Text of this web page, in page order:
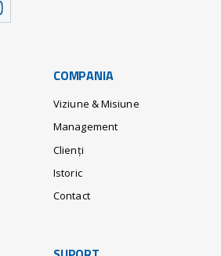
COMPANIA
Viziune & Misiune
Management
Clienți
Istoric
Contact